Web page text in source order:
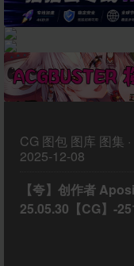
CG 图包 图库 图集 ·
2025-12-08
【夸】创作者
25.05.30【CG】-